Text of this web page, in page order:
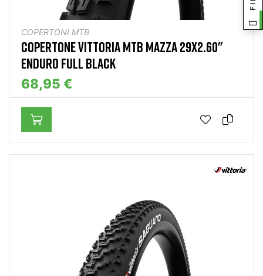
COPERTONI MTB
COPERTONE VITTORIA MTB MAZZA 29X2.60"
ENDURO FULL BLACK
68,95 €